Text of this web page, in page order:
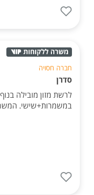
חברה חסויה
סדרן
לרשת מזון מובילה
במשמרות+שישי.